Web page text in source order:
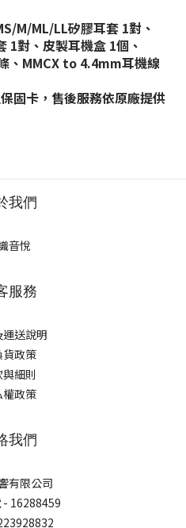
M/ML/LL矽膠耳套 1對、
1對、皮製耳機盒 1個、
、 MMCX to 4.4mm耳機線
固卡，售後服務依原廠提供
我們
音悅
服務
運送說明
貨政策
細則
權政策
我們
有限公司
- 16288459